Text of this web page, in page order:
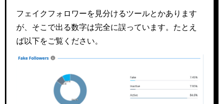
フェイクフォロワーを見分けるツールとかあります
が、そこで出る数字は完全に誤っています。たとえ
ば以下をご覧ください。